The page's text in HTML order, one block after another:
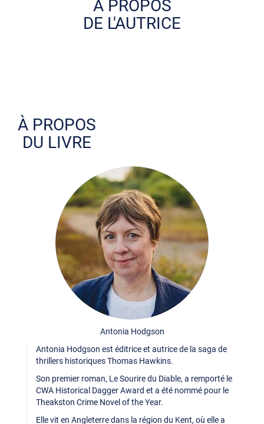
À PROPOS
DE L'AUTRICE
À PROPOS
DU LIVRE
Antonia Hodgson
Antonia Hodgson est éditrice et autrice de la saga de
thrillers historiques Thomas Hawkins.
Son premier roman, Le Sourire du Diable, a remporté le
CWA Historical Dagger Award et a été nommé pour le
Theakston Crime Novel of the Year.
Elle vit en Angleterre dans la région du Kent, où elle a